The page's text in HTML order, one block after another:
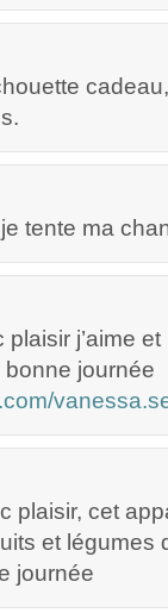
tente ma
j’aime
journée
plaisir, cet
et légumes
journée